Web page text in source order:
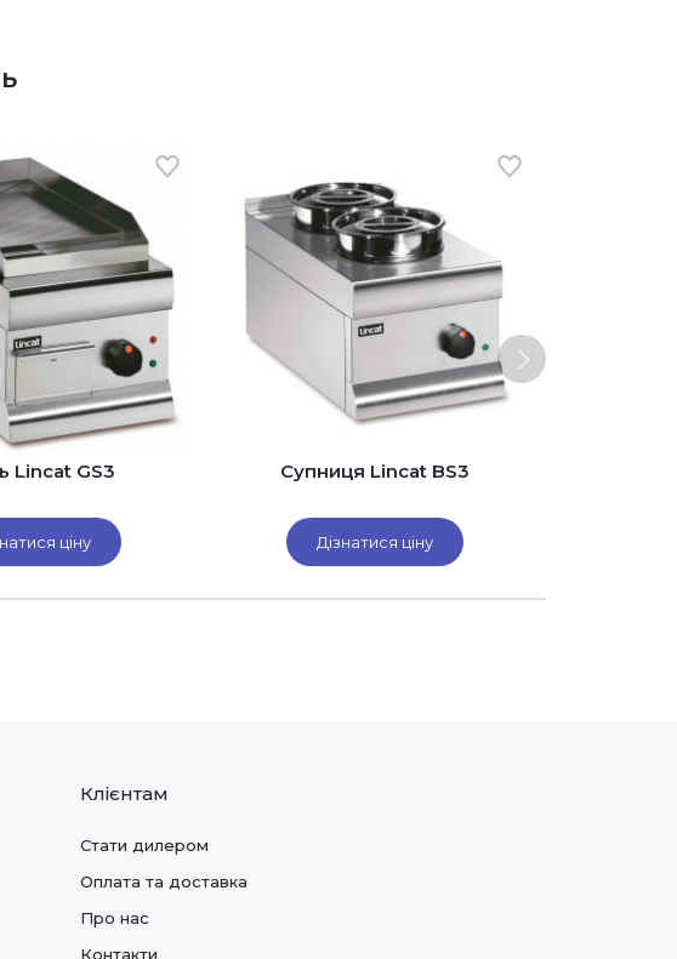
Lincat GS3
ціну
Супниця Lincat BS3
Дізнатися ціну
Клієнтам
Стати дилером
Оплата та доставка
Про нас
Контакти